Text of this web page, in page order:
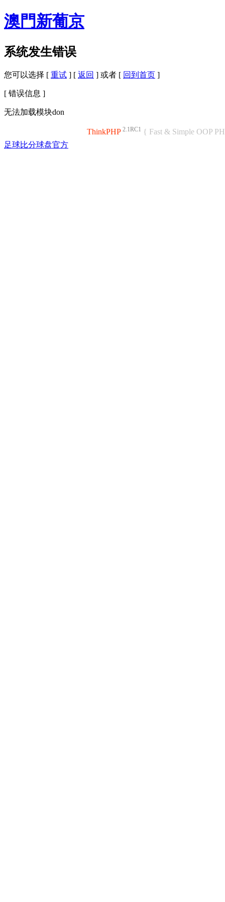
澳門新葡京
系统发生错误
您可以选择 [ 重试 ] [ 返回 ] 或者 [ 回到首页 ]
[ 错误信息 ]
无法加载模块don
ThinkPHP 2.1RC1 { Fast & Simple OOP
足球比分球盘官方